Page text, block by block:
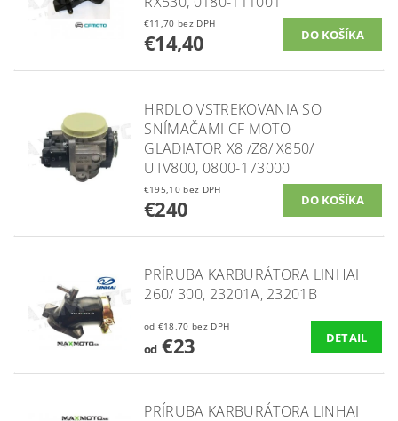
€11,70 bez DPH
€14,40
HRDLO VSTREKOVANIA SO
SNÍMAČAMI CF MOTO
GLADIATOR X8 /Z8/ X850/
UTV800, 0800-173000
€195,10 bez DPH
€240
PRÍRUBA KARBURÁTORA LINHAI
260/ 300, 23201A, 23201B
od €18,70 bez DPH
od€23 DETAIL
PRÍRUBA KARBURÁTORA LINHAI